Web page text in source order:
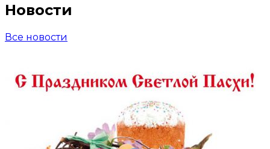
Новости
Все новости